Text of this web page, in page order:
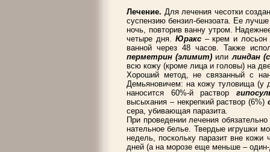
Лечение. Для лечения чесотки
суспензию бензил-бензоата. Ее
ночь, повторив ванну утром.
четыре дня. Юракс – крем и лосьон
ванной через 48 часов. Также
перметрин (элимит)или линдан
всю кожу (кроме лица и головы) на
Хороший метод, не связанный с
Демьяновичем: на кожу туловища (у
наносится 60%-й раствор
высыхания – некрепкий раствор (6%)
сера, убивающая паразита.
При проведении лечения
нательное белье. Твердые игрушки
недель, поскольку паразит вне кожи
дней (а на морозе еще меньше –